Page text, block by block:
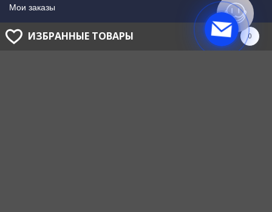
Мои заказы
Мои подписки
Написать в поддержку
ИЗБРАННЫЕ ТОВАРЫ 0